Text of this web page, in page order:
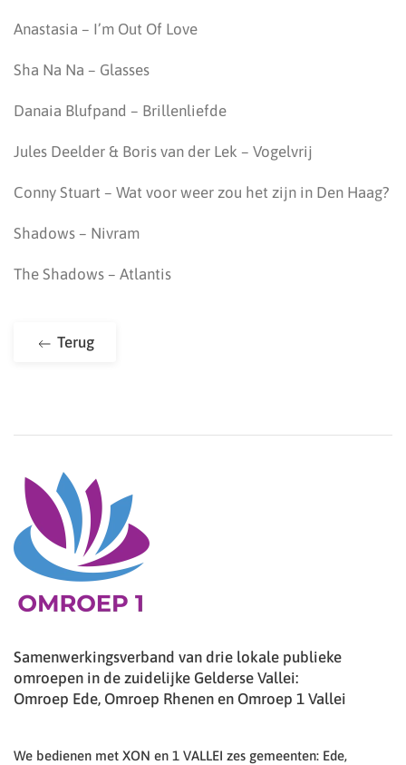
Anastasia – I’m Out Of Love
Sha Na Na – Glasses
Danaia Blufpand – Brillenliefde
Jules Deelder & Boris van der Lek – Vogelvrij
Conny Stuart – Wat voor weer zou het zijn in Den Haag?
Shadows – Nivram
The Shadows – Atlantis
Terug
Samenwerkingsverband van drie lokale publieke
omroepen in de zuidelijke Gelderse Vallei:
Omroep Ede, Omroep Rhenen en Omroep 1 Vallei
We bedienen met XON en 1 VALLEI zes gemeenten: Ede,